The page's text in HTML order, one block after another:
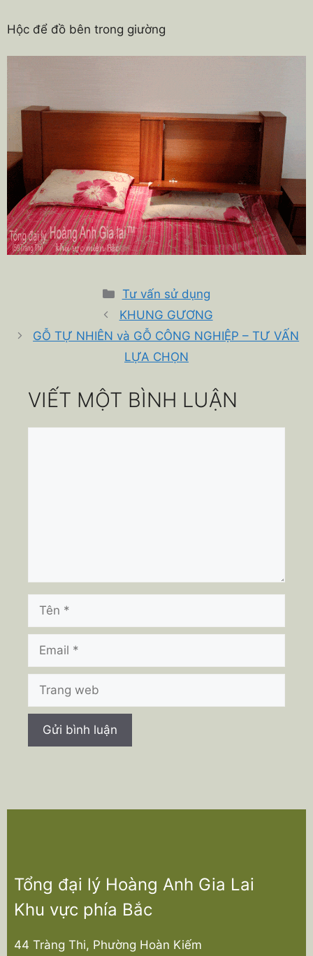
Hộc để đồ bên trong giường
Danh
mục
Tư vấn sử dụng
KHUNG GƯƠNG
GỖ TỰ NHIÊN và GỖ CÔNG NGHIỆP – TƯ VẤN
LỰA CHỌN
VIẾT MỘT BÌNH LUẬN
Tên
Email
Trang
Tổng đại lý Hoàng Anh Gia Lai
Khu vực phía Bắc
44 Tràng Thi, Phường Hoàn Kiếm